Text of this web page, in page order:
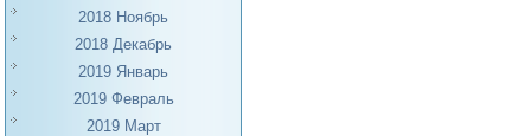
2018 Ноябрь
2018 Декабрь
2019 Январь
2019 Февраль
2019 Март